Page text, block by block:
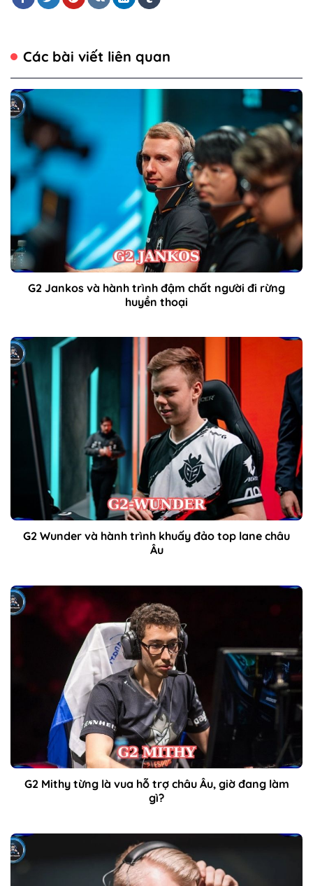
Các bài viết liên quan
G2 Jankos và hành trình đậm chất người đi rừng
huyền thoại
G2 Wunder và hành trình khuấy đảo top lane châu
Âu
G2 Mithy từng là vua hỗ trợ châu Âu, giờ đang làm
gì?